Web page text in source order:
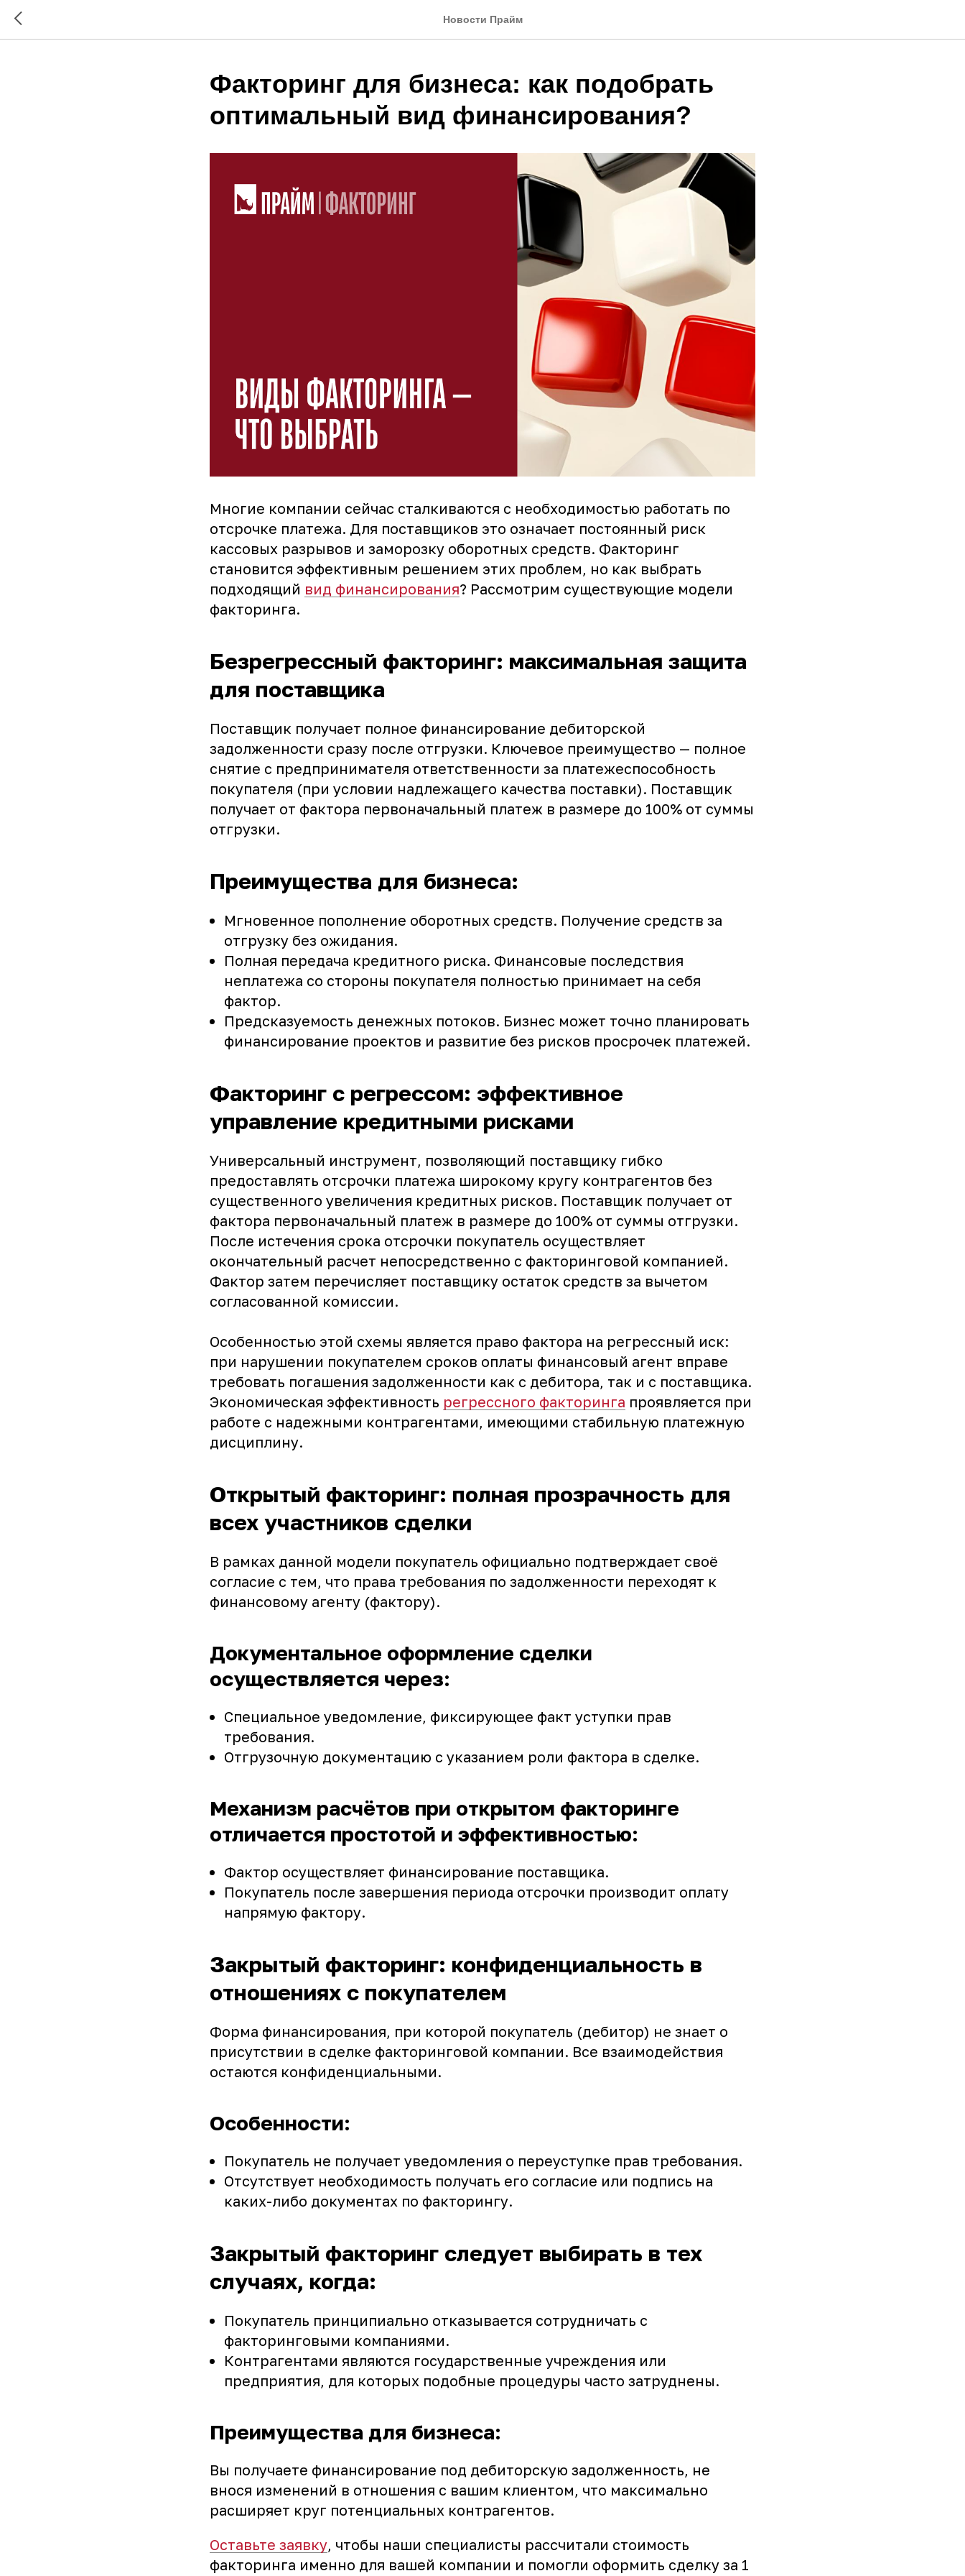
Новости Прайм
Факторинг для бизнеса: как подобрать
оптимальный вид финансирования?
Многие компании сейчас сталкиваются с необходимостью работать по
отсрочке платежа. Для поставщиков это означает постоянный риск
кассовых разрывов и заморозку оборотных средств. Факторинг
становится эффективным решением этих проблем, но как выбрать
подходящий вид финансирования? Рассмотрим существующие модели
факторинга.
Безрегрессный факторинг: максимальная защита
для поставщика
Поставщик получает полное финансирование дебиторской
задолженности сразу после отгрузки. Ключевое преимущество — полное
снятие с предпринимателя ответственности за платежеспособность
покупателя (при условии надлежащего качества поставки). Поставщик
получает от фактора первоначальный платеж в размере до 100% от суммы
отгрузки.
Преимущества для бизнеса:
Мгновенное пополнение оборотных средств. Получение средств за
отгрузку без ожидания.
Полная передача кредитного риска. Финансовые последствия
неплатежа со стороны покупателя полностью принимает на себя
фактор.
Предсказуемость денежных потоков. Бизнес может точно планировать
финансирование проектов и развитие без рисков просрочек платежей.
Факторинг с регрессом: эффективное
управление кредитными рисками
Универсальный инструмент, позволяющий поставщику гибко
предоставлять отсрочки платежа широкому кругу контрагентов без
существенного увеличения кредитных рисков. Поставщик получает от
фактора первоначальный платеж в размере до 100% от суммы отгрузки.
После истечения срока отсрочки покупатель осуществляет
окончательный расчет непосредственно с факторинговой компанией.
Фактор затем перечисляет поставщику остаток средств за вычетом
согласованной комиссии.
Особенностью этой схемы является право фактора на регрессный иск:
при нарушении покупателем сроков оплаты финансовый агент вправе
требовать погашения задолженности как с дебитора, так и с поставщика.
Экономическая эффективность регрессного факторинга проявляется при
работе с надежными контрагентами, имеющими стабильную платежную
дисциплину.
Открытый факторинг: полная прозрачность для
всех участников сделки
В рамках данной модели покупатель официально подтверждает своё
согласие с тем, что права требования по задолженности переходят к
финансовому агенту (фактору).
Документальное оформление сделки
осуществляется через:
Специальное уведомление, фиксирующее факт уступки прав
требования.
Отгрузочную документацию с указанием роли фактора в сделке.
Механизм расчётов при открытом факторинге
отличается простотой и эффективностью:
Фактор осуществляет финансирование поставщика.
Покупатель после завершения периода отсрочки производит оплату
напрямую фактору.
Закрытый факторинг: конфиденциальность в
отношениях с покупателем
Форма финансирования, при которой покупатель (дебитор) не знает о
присутствии в сделке факторинговой компании. Все взаимодействия
остаются конфиденциальными.
Особенности:
Покупатель не получает уведомления о переуступке прав требования.
Отсутствует необходимость получать его согласие или подпись на
каких-либо документах по факторингу.
Закрытый факторинг следует выбирать в тех
случаях, когда:
Покупатель принципиально отказывается сотрудничать с
факторинговыми компаниями.
Контрагентами являются государственные учреждения или
предприятия, для которых подобные процедуры часто затруднены.
Преимущества для бизнеса:
Вы получаете финансирование под дебиторскую задолженность, не
внося изменений в отношения с вашим клиентом, что максимально
расширяет круг потенциальных контрагентов.
Оставьте заявку, чтобы наши специалисты рассчитали стоимость
факторинга именно для вашей компании и помогли оформить сделку за 1